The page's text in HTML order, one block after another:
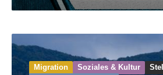
Migration Soziales & Kultur